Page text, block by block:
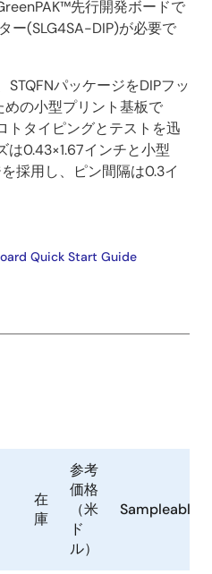
先行開発ボードで
ー(SLG4SA-DIP)が必要で
STQFNパッケージをDIPフッ
めの小型プリント基板で
トタイピングとテストを迅
は0.43×1.67インチと小型
採用し、ピン間隔は0.3イ
Quick Start Guide
在
庫
参考
価格
（米
ド
ル）
Sampleable